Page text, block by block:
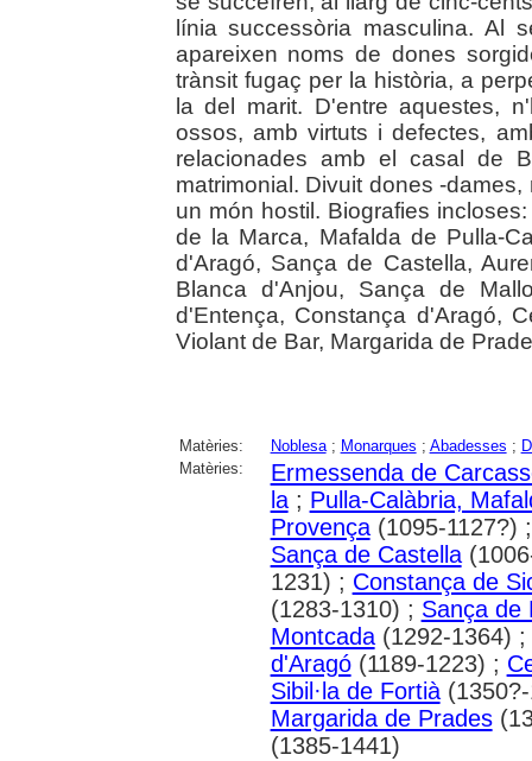
línia successòria masculina. Al
apareixen noms de dones
trànsit fugaç per la història, a
la del marit. D'entre aquestes,
ossos, amb virtuts i defectes,
relacionades amb el casal de
matrimonial. Divuit dones -
un món hostil. Biografies
de la Marca, Mafalda de Pulla-
d'Aragó, Sança de Castella,
Blanca d'Anjou, Sança de
d'Entença, Constança d'Aragó,
Violant de Bar, Margarida de
Matèries: Noblesa; Monarques ; Abadesses ;
Matèries:
Ermessenda de
la; Pulla-Calàbria,
Provença(1095-1127?)
Sança de Castella
1231) ; Constança de
(1283-1310) ; Sança de
Montcada(1292-1364) ;
d'Aragó(1189-1223) ;
Sibil·la de Fortià
Margarida de Prades
(1385-1441)